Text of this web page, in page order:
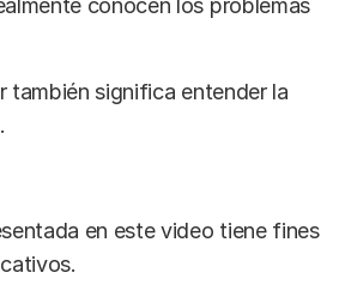
conocen los problemas
también significa entender la
en este video tiene fines